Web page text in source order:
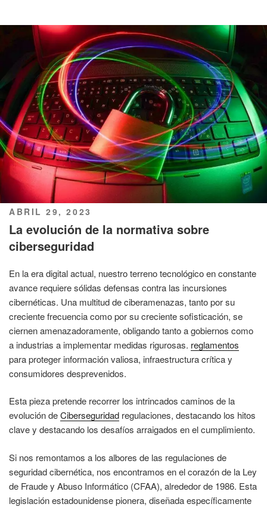
PUBLICADO
EL
ABRIL 29, 2023
La evolución de la normativa sobre
ciberseguridad
En la era digital actual, nuestro terreno tecnológico en constante
avance requiere sólidas defensas contra las incursiones
cibernéticas. Una multitud de ciberamenazas, tanto por su
creciente frecuencia como por su creciente sofisticación, se
ciernen amenazadoramente, obligando tanto a gobiernos como
a industrias a implementar medidas rigurosas. reglamentos
para proteger información valiosa, infraestructura crítica y
consumidores desprevenidos.
Esta pieza pretende recorrer los intrincados caminos de la
evolución deCiberseguridad regulaciones, destacando los hitos
clave y destacando los desafíos arraigados en el cumplimiento.
Si nos remontamos a los albores de las regulaciones de
seguridad cibernética, nos encontramos en el corazón de la Ley
de Fraude y Abuso Informático (CFAA), alrededor de 1986. Esta
legislación estadounidense pionera, diseñada específicamente